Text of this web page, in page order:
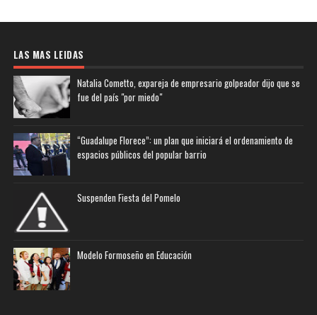
LAS MAS LEIDAS
Natalia Cometto, expareja de empresario golpeador dijo que se
fue del país "por miedo"
“Guadalupe Florece”: un plan que iniciará el ordenamiento de
espacios públicos del popular barrio
Suspenden Fiesta del Pomelo
Modelo Formoseño en Educación